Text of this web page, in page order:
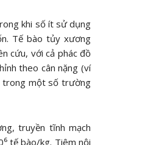
khi số ít sử dụng
Tế bào tủy xương
cứu, với cả phác đồ
theo cân nặng (ví
trong một số trường
truyền tĩnh mạch
tế bào/kg. Tiêm nội